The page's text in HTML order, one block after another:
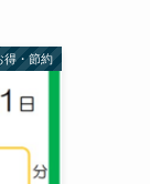
得・節約